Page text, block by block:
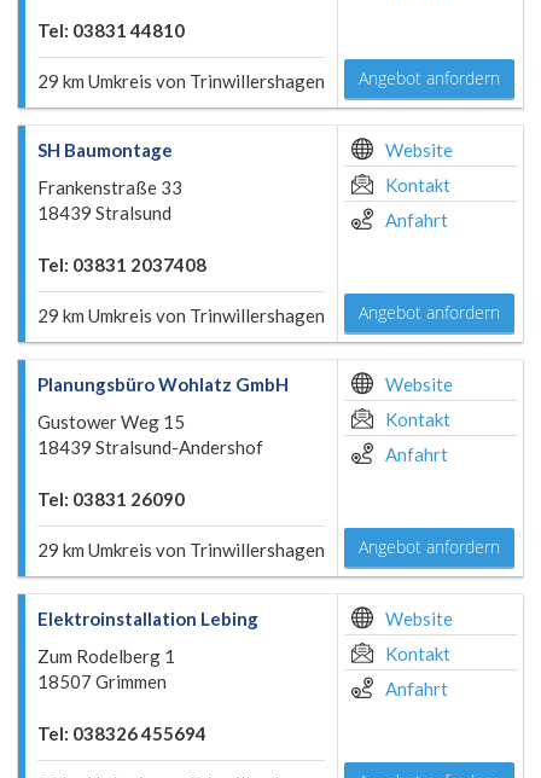
Tel: 03831 44810
29 km Umkreis von Trinwillershagen Angebot anfordern
SH Baumontage
Frankenstraße 33
18439 Stralsund
Tel: 03831 2037408
29 km Umkreis von Trinwillershagen
Website
Kontakt
Anfahrt
Angebot anfordern
Planungsbüro Wohlatz GmbH
Gustower Weg 15
18439 Stralsund-Andershof
Tel: 03831 26090
29 km Umkreis von Trinwillershagen
Website
Kontakt
Anfahrt
Angebot anfordern
Elektroinstallation Lebing
Zum Rodelberg 1
18507 Grimmen
Tel: 038326 455694
Website
Kontakt
Anfahrt